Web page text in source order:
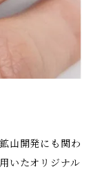
山開発にも関わ
いたオリジナル